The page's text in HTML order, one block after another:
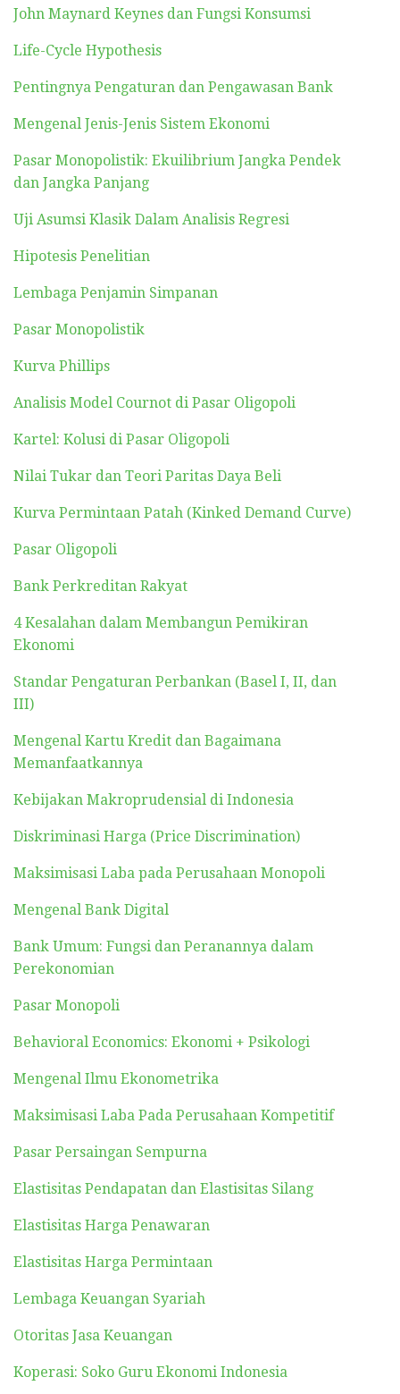
John Maynard Keynes dan Fungsi Konsumsi
Life-Cycle Hypothesis
Pentingnya Pengaturan dan Pengawasan Bank
Mengenal Jenis-Jenis Sistem Ekonomi
Pasar Monopolistik: Ekuilibrium Jangka Pendek
dan Jangka Panjang
Uji Asumsi Klasik Dalam Analisis Regresi
Hipotesis Penelitian
Lembaga Penjamin Simpanan
Pasar Monopolistik
Kurva Phillips
Analisis Model Cournot di Pasar Oligopoli
Kartel: Kolusi di Pasar Oligopoli
Nilai Tukar dan Teori Paritas Daya Beli
Kurva Permintaan Patah (Kinked Demand Curve)
Pasar Oligopoli
Bank Perkreditan Rakyat
4 Kesalahan dalam Membangun Pemikiran
Ekonomi
Standar Pengaturan Perbankan (Basel I, II, dan
III)
Mengenal Kartu Kredit dan Bagaimana
Memanfaatkannya
Kebijakan Makroprudensial di Indonesia
Diskriminasi Harga (Price Discrimination)
Maksimisasi Laba pada Perusahaan Monopoli
Mengenal Bank Digital
Bank Umum: Fungsi dan Peranannya dalam
Perekonomian
Pasar Monopoli
Behavioral Economics: Ekonomi + Psikologi
Mengenal Ilmu Ekonometrika
Maksimisasi Laba Pada Perusahaan Kompetitif
Pasar Persaingan Sempurna
Elastisitas Pendapatan dan Elastisitas Silang
Elastisitas Harga Penawaran
Elastisitas Harga Permintaan
Lembaga Keuangan Syariah
Otoritas Jasa Keuangan
Koperasi: Soko Guru Ekonomi Indonesia